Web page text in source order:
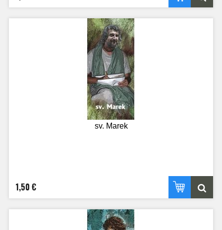
sv. Marek
1,50 €